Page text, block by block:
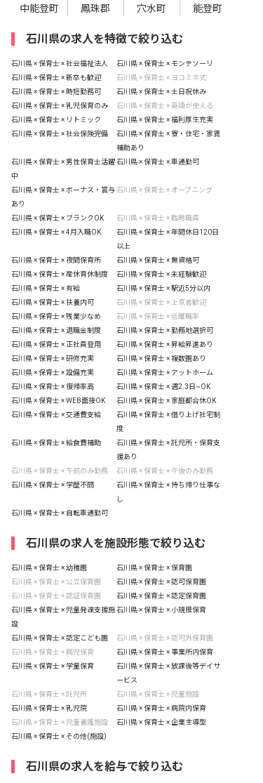
中能登町
鳳珠郡 穴水町 能登町
石川県の求人を特徴で絞り込む
石川県 × 保育士 × 社会福祉法人
石川県 × 保育士 × モンテソーリ
石川県 × 保育士 × 新卒も歓迎
石川県 × 保育士 × ヨコミネ式
石川県 × 保育士 × 時短勤務可
石川県 × 保育士 × 土日祝休み
石川県 × 保育士 × 乳児保育のみ
石川県 × 保育士 × 英語が使える
石川県 × 保育士 × リトミック
石川県 × 保育士 × 福利厚生充実
石川県 × 保育士 × 社会保険完備
石川県 × 保育士 × 寮・住宅・家賃
補助あり
石川県 × 保育士 × 男性保育士活躍
中
石川県 × 保育士 × 車通勤可
石川県 × 保育士 × ボーナス・賞与
あり
石川県 × 保育士 × オープニング
石川県 × 保育士 × ブランクOK
石川県 × 保育士 × 臨時職員
石川県 × 保育士 × 4月入職OK
石川県 × 保育士 × 年間休日120日
以上
石川県 × 保育士 × 夜間保育所
石川県 × 保育士 × 無資格可
石川県 × 保育士 × 産休育休制度
石川県 × 保育士 × 未経験歓迎
石川県 × 保育士 × 有給
石川県 × 保育士 × 駅近5分以内
石川県 × 保育士 × 扶養内可
石川県 × 保育士 × 上京者歓迎
石川県 × 保育士 × 残業少なめ
石川県 × 保育士 × 低離職率
石川県 × 保育士 × 退職金制度
石川県 × 保育士 × 勤務地選択可
石川県 × 保育士 × 正社員登用
石川県 × 保育士 × 昇給昇進あり
石川県 × 保育士 × 研修充実
石川県 × 保育士 × 複数園あり
石川県 × 保育士 × 設備充実
石川県 × 保育士 × アットホーム
石川県 × 保育士 × 復帰率高
石川県 × 保育士 × 週2.3日~OK
石川県 × 保育士 × WEB面接OK
石川県 × 保育士 × 家庭都合休OK
石川県 × 保育士 × 交通費支給
石川県 × 保育士 × 借り上げ社宅制
度
石川県 × 保育士 × 給食費補助
石川県 × 保育士 × 託児所・保育支
援あり
石川県 × 保育士 × 午前のみ勤務
石川県 × 保育士 × 午後のみ勤務
石川県 × 保育士 × 学歴不問
石川県 × 保育士 × 持ち帰り仕事な
し
石川県 × 保育士 × 自転車通勤可
石川県の求人を施設形態で絞り込む
石川県 × 保育士 × 幼稚園
石川県 × 保育士 × 保育園
石川県 × 保育士 × 公立保育園
石川県 × 保育士 × 認可保育園
石川県 × 保育士 × 認証保育園
石川県 × 保育士 × 認定保育園
石川県 × 保育士 × 児童発達支援施
設
石川県 × 保育士 × 小規模保育
石川県 × 保育士 × 認定こども園
石川県 × 保育士 × 認可外保育園
石川県 × 保育士 × 病児保育
石川県 × 保育士 × 事業所内保育
石川県 × 保育士 × 学童保育
石川県 × 保育士 × 放課後等デイサ
ービス
石川県 × 保育士 × 託児所
石川県 × 保育士 × 児童施設
石川県 × 保育士 × 乳児院
石川県 × 保育士 × 病院内保育
石川県 × 保育士 × 児童養護施設
石川県 × 保育士 × 企業主導型
石川県 × 保育士 × その他(施設)
石川県の求人を給与で絞り込む